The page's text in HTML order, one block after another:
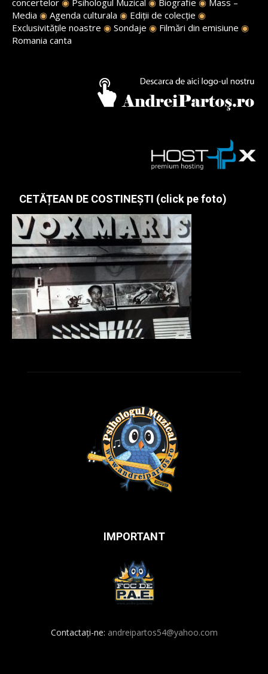
concertelor ◉ Psihologul Muzical ◉ Biografie ◉ Mass –
Media ◉ Agenda culturala ◉ Ediții de colecție ◉
Exclusivitățile noastre ◉ Sondaje ◉ Filmări din emisiune ◉
Romania canta
CETĂȚEAN DE COSTINEȘTI (click pe foto)
IMPORTANT
Contactați-ne: andreipartos54@yahoo.com